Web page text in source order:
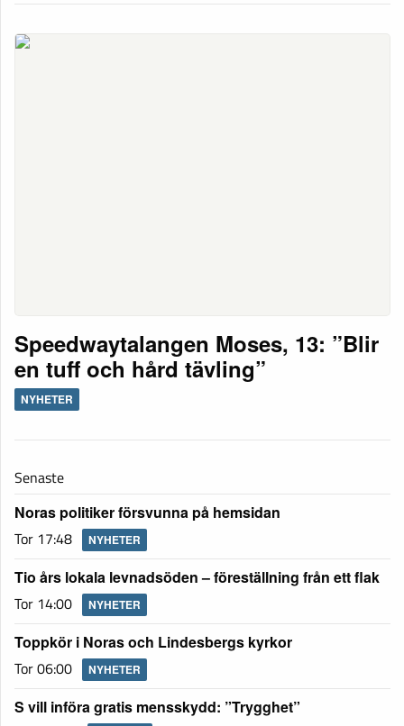
Speedwaytalangen Moses, 13: ”Blir
en tuff och hård tävling”
NYHETER
Senaste
Noras politiker försvunna på hemsidan
Tor 17:48 NYHETER
Tio års lokala levnadsöden – föreställning från ett flak
Tor 14:00 NYHETER
Toppkör i Noras och Lindesbergs kyrkor
Tor 06:00 NYHETER
S vill införa gratis mensskydd: ”Trygghet”